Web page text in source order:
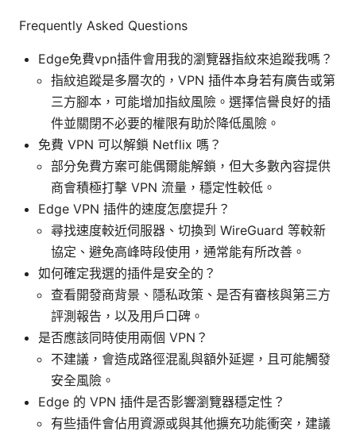
Frequently Asked Questions
Edge免費vpn插件會用我的瀏覽器指紋來追蹤我嗎？
指紋追蹤是多層次的，VPN 插件本身若有廣告或第
三方腳本，可能增加指紋風險。選擇信譽良好的插
件並關閉不必要的權限有助於降低風險。
免費 VPN 可以解鎖 Netflix 嗎？
部分免費方案可能偶爾能解鎖，但大多數內容提供
商會積極打擊 VPN 流量，穩定性較低。
Edge VPN 插件的速度怎麼提升？
尋找速度較近伺服器、切換到 WireGuard 等較新
協定、避免高峰時段使用，通常能有所改善。
如何確定我選的插件是安全的？
查看開發商背景、隱私政策、是否有審核與第三方
評測報告，以及用戶口碑。
是否應該同時使用兩個 VPN？
不建議，會造成路徑混亂與額外延遲，且可能觸發
安全風險。
Edge 的 VPN 插件是否影響瀏覽器穩定性？
有些插件會佔用資源或與其他擴充功能衝突，建議